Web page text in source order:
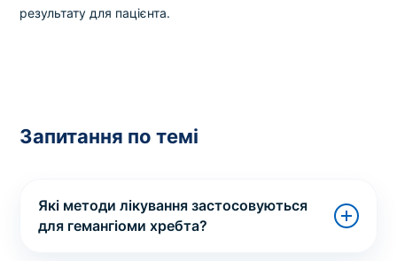
результату для пацієнта.
Запитання по темі
Які методи лікування застосовуються
для гемангіоми хребта?